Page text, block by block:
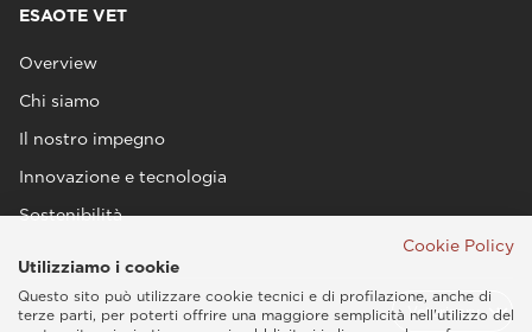
ESAOTE VET
Overview
Chi siamo
Il nostro impegno
Innovazione e tecnologia
Sostenibilità
Cookie Policy
Utilizziamo i cookie
Questo sito può utilizzare cookie tecnici e di profilazione, anche di
terze parti, per poterti offrire una maggiore semplicità nell'utilizzo del